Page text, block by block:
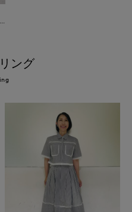
Maglie le cassetto
ング